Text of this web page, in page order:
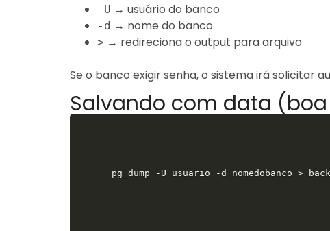
-U → usuário do banco
-d → nome do banco
> → redireciona o output para arquivo
Se o banco exigir senha, o sistema irá solicitar
Salvando com data
pg_dump -U usuario -d nomedobanco >